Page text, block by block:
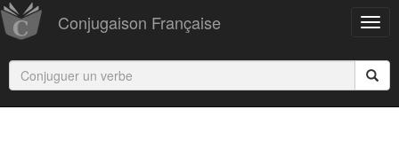
Conjugaison Française